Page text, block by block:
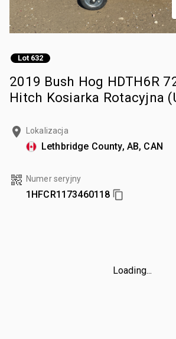
Lot 632
2019 Bush Hog HDTH6R
Hitch Kosiarka Rotacyjna
Lokalizacja
Lethbridge County, AB, CAN
Numer seryjny
1HFCR1173460118
Loading...